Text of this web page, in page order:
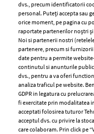
ELLE Style
2024
Despre ELLE
Romania
Contact
Abonamente
dvs., precum identificatorii
personal. Puteți accepta sau
orice moment, pe pagina cu
raportate partenerilor noștri
Noi si partenerii nostri
partenere, precum si
date pentru a permite
continutul si anunturile
dvs., pentru a va oferi
analiza traficul pe website.
GDPR in legatura cu
fi exercitate prin modalitatea
acceptati folosirea tuturor
acceptul dvs. cu privire la
care colaboram. Prin click pe